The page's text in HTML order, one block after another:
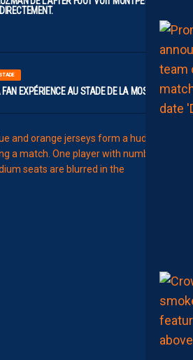
STADE
EXPÉRIENCE AU STADE DE LA MOSSON
X
N
M
R
S